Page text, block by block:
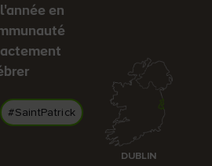
Game of Thrones Studio
Tour
en
#SaintPatrick
DUBLIN